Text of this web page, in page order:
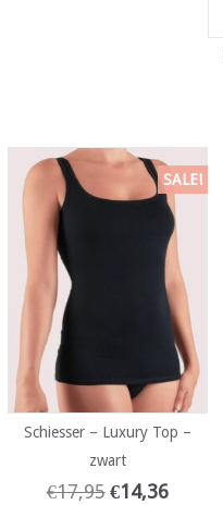
SALE!
Schiesser – Luxury Top –
zwart
€17,95 €14,36